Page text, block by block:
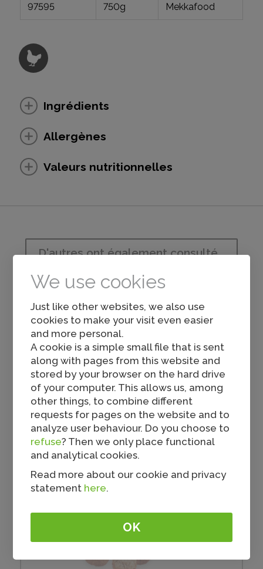
97595 750g Mekkafood
Ingrédients
Allergènes
Valeurs nutritionnelles
D'autres ont également consulté...
Burger
Boulettes de viande de bœuf
We use cookies
Just like other websites, we also use
cookies to make your visit even easier
and more personal.
A cookie is a simple small file that is sent
along with pages from this website and
stored by your browser on the hard drive
of your computer. This allows us, among
other things, to combine different
requests for pages on the website and to
analyze user behaviour. Do you choose to
refuse? Then we only place functional
and analytical cookies.
Read more about our cookie and privacy
statement here.
OK